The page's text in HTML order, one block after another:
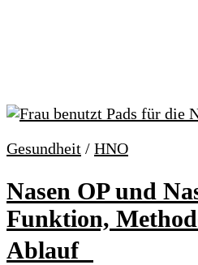
Gesundheit / HNO
Nasen OP und
Funktion,
Ablauf